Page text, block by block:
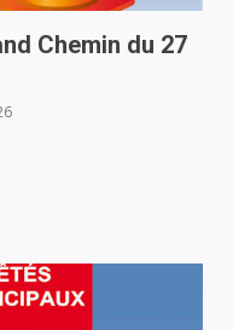
Chemin du 27